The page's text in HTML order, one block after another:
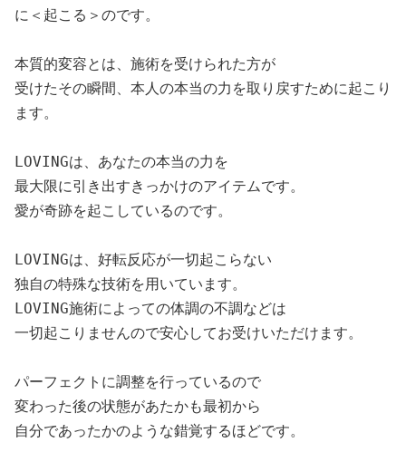
に＜起こる＞のです。
本質的変容とは、施術を受けられた方が
受けたその瞬間、本人の本当の力を取り戻すために起こり
ます。
LOVINGは、あなたの本当の力を
最大限に引き出すきっかけのアイテムです。
愛が奇跡を起こしているのです。
LOVINGは、好転反応が一切起こらない
独自の特殊な技術を用いています。
LOVING施術によっての体調の不調などは
一切起こりませんので安心してお受けいただけます。
パーフェクトに調整を行っているので
変わった後の状態があたかも最初から
自分であったかのような錯覚するほどです。